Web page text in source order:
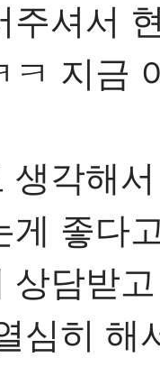
주셔서
ㅋ 지금
생각해
게 좋다
상담받
심히 해